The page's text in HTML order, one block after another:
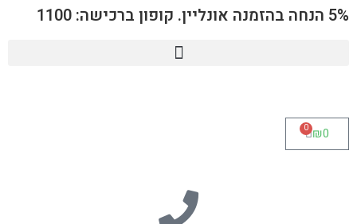
5% הנחה בהזמנה אונליין. קופון ברכישה: 1100
₪0
0